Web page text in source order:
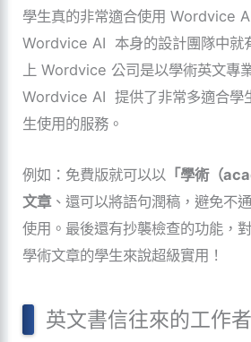
學生真的非常適合使用 Wordvice
Wordvice AI 本身的設計團隊中就
上 Wordvice 公司是以學術英文專
Wordvice AI 提供了非常多適合學
生使用的服務。
例如：免費版就可以以 「學術（
文章、還可以將語句潤稿，避免不
使用。最後還有抄襲檢查的功能，
學術文章的學生來說超級實用！
英文書信往來的工作者